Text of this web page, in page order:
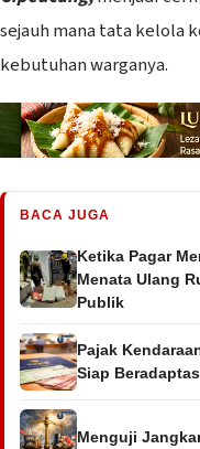
sejauh mana tata kelola
kebutuhan warganya.
BACA JUGA
Ketika Pagar
Menata Ulang
Publik
Pajak
Siap
Menguji